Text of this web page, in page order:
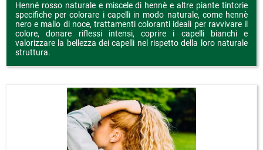
Henné rosso naturale e miscele di hennè e altre piante tintorie
specifiche per colorare i capelli in modo naturale, come hennè
nero e mallo di noce, trattamenti coloranti ideali per ravvivare il
colore, donare riflessi intensi, coprire i capelli bianchi e
valorizzare la bellezza dei capelli nel rispetto della loro naturale
struttura.